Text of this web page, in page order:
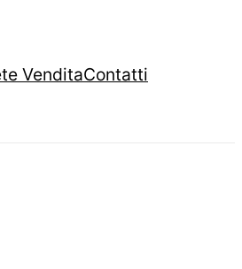
VenditaContatti